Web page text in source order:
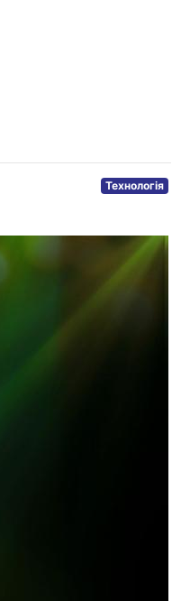
Технологія